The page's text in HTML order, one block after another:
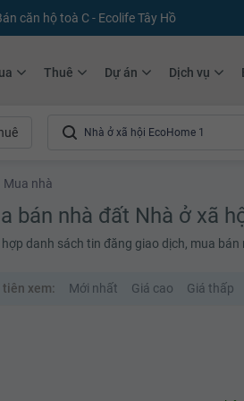
tháng +10.000Thành viên
Thuê Dự án Dịch vụ
Mua nhà
bán nhà đất Nhà ở xã
danh sách tin đăng giao dịch, mua
tiên xem: Mới nhất Giá cao Giá thấp